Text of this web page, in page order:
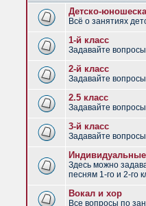
Детско-
Всё о занятиях
1-й класс
Задавайте
2-й класс
Задавайте
2.5 класс
Задавайте
3-й класс
Задавайте
Индивидуальные
Здесь можно
песням 1-го и 2-го
Вокал и хор
Все вопросы по